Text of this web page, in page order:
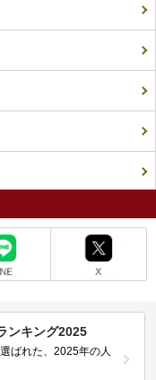
ンキング2025
ばれた、2025年の人